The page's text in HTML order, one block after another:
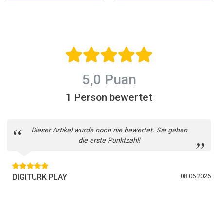
und Livebilder aus dem
inzwischen bei 26 Titeln
steht. Wer türkischen
Tabellenplätze hinaus
diesen
5,0 Puan
1 Person bewertet
Dieser Artikel wurde noch nie bewertet. Sie geben
die erste Punktzahl!
08.06.2026
DIGITURK PLAY